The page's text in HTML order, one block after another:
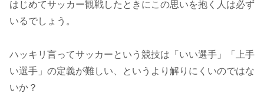
はじめてサッカー観戦したときにこの思いを抱く人は必ず
いるでしょう。
ハッキリ言ってサッカーという競技は「いい選手」「上手
い選手」の定義が難しい、というより解りにくいのではな
いか？